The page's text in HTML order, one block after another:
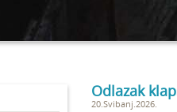
Odlazak
20.Svibanj.2026.